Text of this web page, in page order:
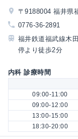
〒9188004 福井県
0776-36-2891
福井鉄道福武線木
停より徒歩2分
内科 診療時間
09:00-11:00
09:00-12:00
13:00-15:00
18:30-20:00